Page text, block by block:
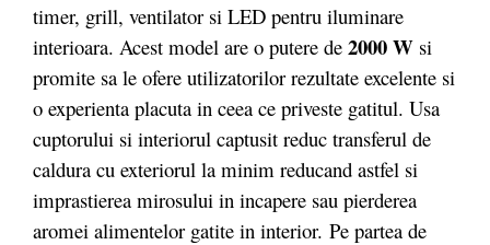
timer, grill, ventilator si LED pentru iluminare
interioara. Acest model are o putere de 2000 W si
promite sa le ofere utilizatorilor rezultate excelente si
o experienta placuta in ceea ce priveste gatitul. Usa
cuptorului si interiorul captusit reduc transferul de
caldura cu exteriorul la minim reducand astfel si
imprastierea mirosului in incapere sau pierderea
aromei alimentelor gatite in interior. Pe partea de